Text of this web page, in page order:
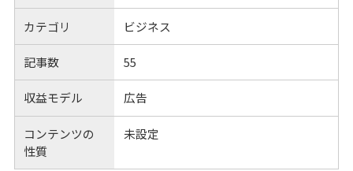
カテゴリ ビジネス
記事数 55
収益モデル 広告
コンテンツの
性質
未設定